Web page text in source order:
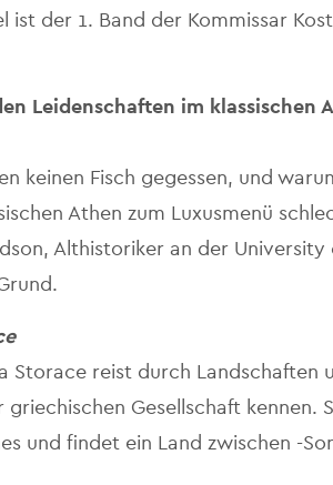
der 1. Band der Kommissar
Leidenschaften im klassischen
keinen Fisch gegessen, und
Athen zum Luxusmenü
Althistoriker an der University
Storace reist durch Landschaften
Gesellschaft kennen.
und findet ein Land zwischen -